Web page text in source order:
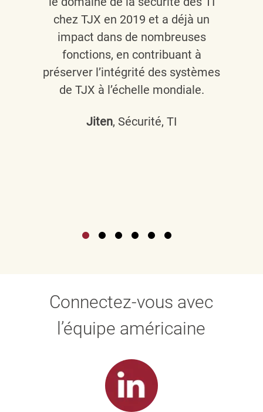
chez TJX en 2019 et a déjà un
impact dans de nombreuses
fonctions, en contribuant à
préserver l’intégrité des systèmes
de TJX à l’échelle mondiale.
Jiten, Sécurité, TI
Connectez-vous avec
l’équipe américaine